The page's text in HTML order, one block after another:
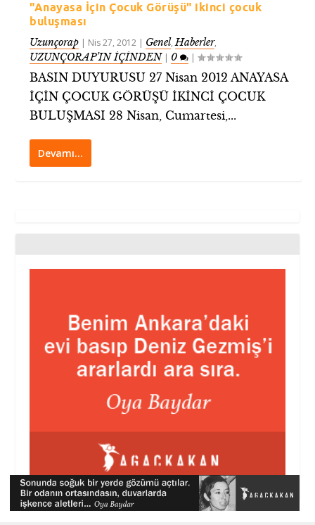
"Anayasa İçin Çocuk Görüşü" ikinci çocuk
buluşması
Uzunçorap | Nis 27, 2012 | Genel,Haberler,
UZUNÇORAP’IN İÇİNDEN| 0 |
BASIN DUYURUSU 27 Nisan 2012 ANAYASA
İÇİN ÇOCUK GÖRÜŞÜ İKİNCİ ÇOCUK
BULUŞMASI 28 Nisan, Cumartesi,...
Devamı…